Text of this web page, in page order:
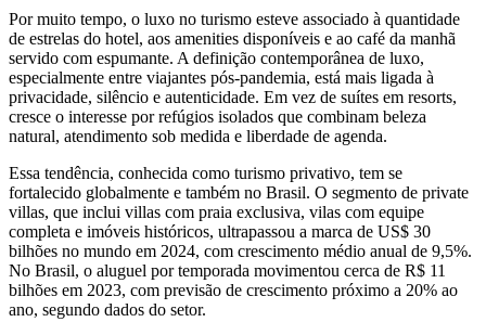
Por muito tempo, o luxo no turismo esteve associado à quantidade
de estrelas do hotel, aos amenities disponíveis e ao café da manhã
servido com espumante. A definição contemporânea de luxo,
especialmente entre viajantes pós-pandemia, está mais ligada à
privacidade, silêncio e autenticidade. Em vez de suítes em resorts,
cresce o interesse por refúgios isolados que combinam beleza
natural, atendimento sob medida e liberdade de agenda.
Essa tendência, conhecida como turismo privativo, tem se
fortalecido globalmente e também no Brasil. O segmento de private
villas, que inclui villas com praia exclusiva, vilas com equipe
completa e imóveis históricos, ultrapassou a marca de US$ 30
bilhões no mundo em 2024, com crescimento médio anual de 9,5%.
No Brasil, o aluguel por temporada movimentou cerca de R$ 11
bilhões em 2023, com previsão de crescimento próximo a 20% ao
ano, segundo dados do setor.